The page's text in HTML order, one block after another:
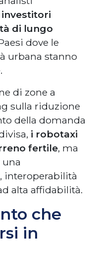
di lungo
dove le
urbana stanno
di zone a
sulla riduzione
della domanda
i robotaxi
fertile, ma
interoperabilità
alta affidabilità.
che
in